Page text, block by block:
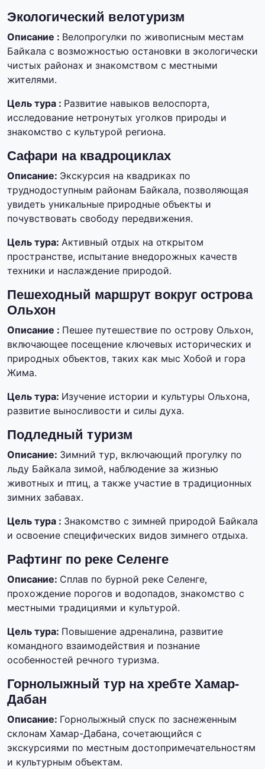
Экологический велотуризм
Описание : Велопрогулки по живописным местам
Байкала с возможностью остановки в экологически
чистых районах и знакомством с местными
жителями.
Цель тура : Развитие навыков велоспорта,
исследование нетронутых уголков природы и
знакомство с культурой региона.
Сафари на квадроциклах
Описание: Экскурсия на квадриках по
труднодоступным районам Байкала, позволяющая
увидеть уникальные природные объекты и
почувствовать свободу передвижения.
Цель тура: Активный отдых на открытом
пространстве, испытание внедорожных качеств
техники и наслаждение природой.
Пешеходный маршрут вокруг острова
Ольхон
Описание : Пешее путешествие по острову Ольхон,
включающее посещение ключевых исторических и
природных объектов, таких как мыс Хобой и гора
Жима.
Цель тура: Изучение истории и культуры Ольхона,
развитие выносливости и силы духа.
Подледный туризм
Описание: Зимний тур, включающий прогулку по
льду Байкала зимой, наблюдение за жизнью
животных и птиц, а также участие в традиционных
зимних забавах.
Цель тура : Знакомство с зимней природой Байкала
и освоение специфических видов зимнего отдыха.
Рафтинг по реке Селенге
Описание: Сплав по бурной реке Селенге,
прохождение порогов и водопадов, знакомство с
местными традициями и культурой.
Цель тура: Повышение адреналина, развитие
командного взаимодействия и познание
особенностей речного туризма.
Горнолыжный тур на хребте Хамар-
Дабан
Описание: Горнолыжный спуск по заснеженным
склонам Хамар-Дабана, сочетающийся с
экскурсиями по местным достопримечательностям
и культурным объектам.